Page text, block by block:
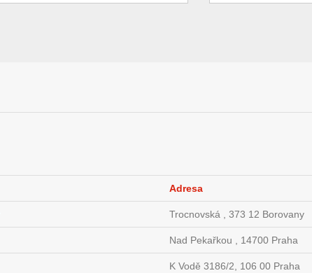
Adresa
Trocnovská , 373 12 Borovany
Nad Pekařkou , 14700 Praha
K Vodě 3186/2, 106 00 Praha